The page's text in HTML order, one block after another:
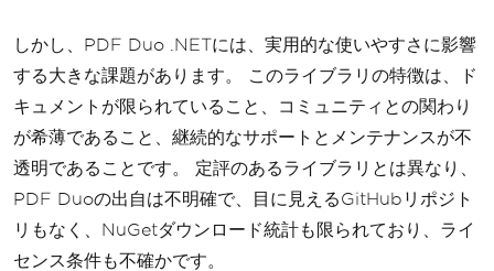
しかし、PDF Duo .NETには、実用的な使いやすさに影響
する大きな課題があります。 このライブラリの特徴は、ド
キュメントが限られていること、コミュニティとの関わり
が希薄であること、継続的なサポートとメンテナンスが不
透明であることです。 定評のあるライブラリとは異なり、
PDF Duoの出自は不明確で、目に見えるGitHubリポジト
リもなく、NuGetダウンロード統計も限られており、ライ
センス条件も不確かです。